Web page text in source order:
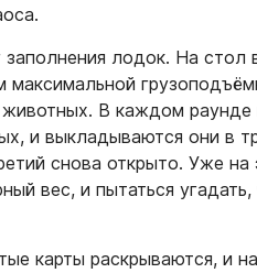
заполнения лодок. На стол
максимальной
В каждом
и выкладываются они в
снова открыто. Уже на
вес, и пытаться
карты раскрываются, и